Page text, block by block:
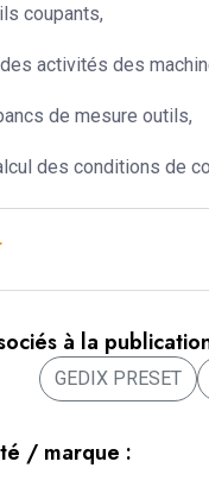
coupants,
activités des
de mesure outils,
des conditions de
à la
GEDIX PRESET
/ marque :